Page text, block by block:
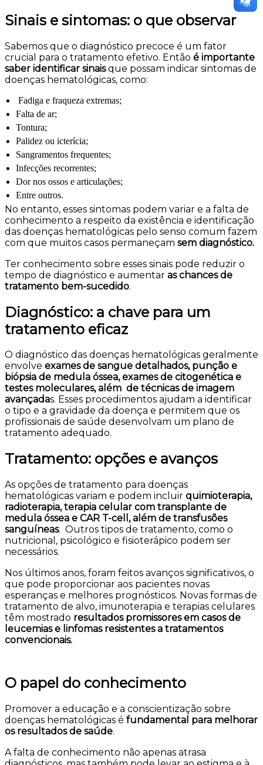
Sinais e sintomas: o que observar
Sabemos que o diagnóstico precoce é um fator
crucial para o tratamento efetivo. Então é importante
saber identificar sinaisque possam indicar sintomas de
doenças hematológicas, como:
Fadiga e fraqueza extremas;
Falta de ar;
Tontura;
Palidez ou icterícia;
Sangramentos frequentes;
Infecções recorrentes;
Dor nos ossos e articulações;
Entre outros.
No entanto, esses sintomas podem variar e a falta de
conhecimento a respeito da existência e identificação
das doenças hematológicas pelo senso comum fazem
com que muitos casos permaneçam sem diagnóstico.
Ter conhecimento sobre esses sinais pode reduzir o
tempo de diagnóstico e aumentar as chances de
tratamento bem-sucedido.
Diagnóstico: a chave para um
tratamento eficaz
O diagnóstico das doenças hematológicas geralmente
envolve exames de sangue detalhados, punção e
biópsia de medula óssea, exames de citogenética e
testes moleculares, além de técnicas de imagem
avançadas. Esses procedimentos ajudam a identificar
o tipo e a gravidade da doença e permitem que os
profissionais de saúde desenvolvam um plano de
tratamento adequado.
Tratamento: opções e avanços
As opções de tratamento para doenças
hematológicas variam e podem incluir quimioterapia,
radioterapia, terapia celular com transplante de
medula óssea e CAR T-cell, além de transfusões
sanguíneas. Outros tipos de tratamento, como o
nutricional, psicológico e fisioterápico podem ser
necessários.
Nos últimos anos, foram feitos avanços significativos, o
que pode proporcionar aos pacientes novas
esperanças e melhores prognósticos. Novas formas de
tratamento de alvo, imunoterapia e terapias celulares
têm mostrado resultados promissores em casos de
leucemias e linfomas resistentes a tratamentos
convencionais.
O papel do conhecimento
Promover a educação e a conscientização sobre
doenças hematológicas é fundamental para melhorar
os resultados de saúde.
A falta de conhecimento não apenas atrasa